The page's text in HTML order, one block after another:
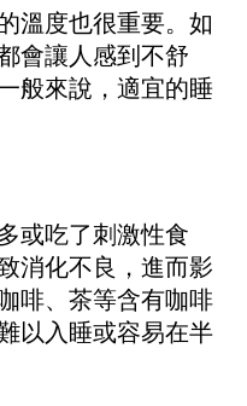
度也很重要。如
會讓人感到不舒
般來說，適宜的睡
吃了刺激性食
消化不良，進而影
啡、茶等含有咖啡
以入睡或容易在半